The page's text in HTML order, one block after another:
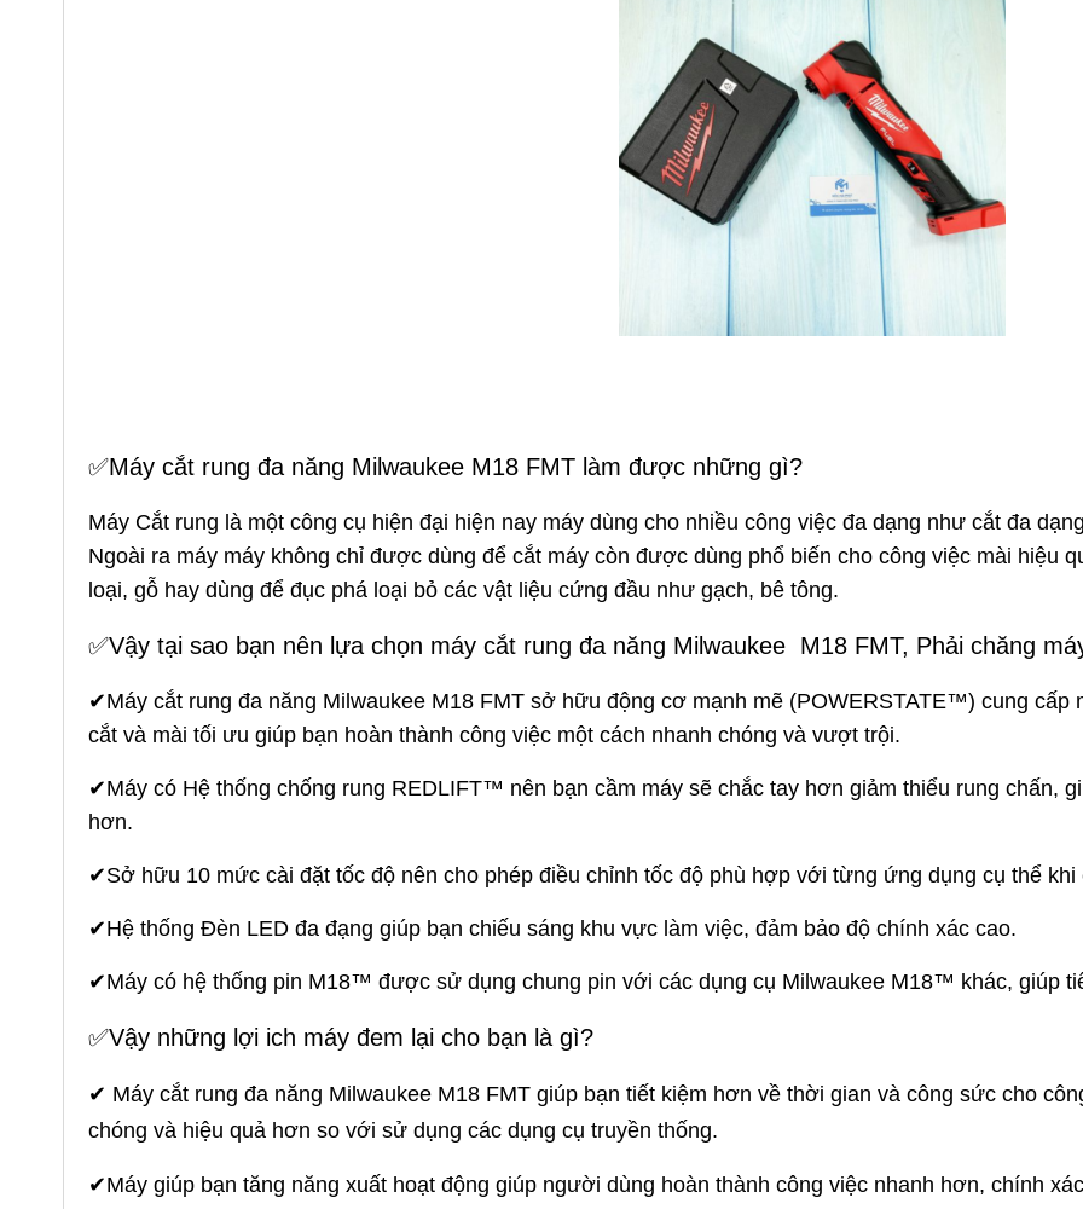
✅Máy cắt rung đa năng Milwaukee M18 FMT làm được những gì?
Máy Cắt rung là một công cụ hiện đại hiện nay máy dùng cho nhiều công việc đa dạng như cắt đa
Ngoài ra máy máy không chỉ được dùng để cắt máy còn được dùng phổ biến cho công việc mài hiệu
loại, gỗ hay dùng để đục phá loại bỏ các vật liệu cứng đầu như gạch, bê tông.
✅Vậy tại sao bạn nên lựa chọn máy cắt rung đa năng Milwaukee M18 FMT, Phải chăng
✔Máy cắt rung đa năng Milwaukee M18 FMT sở hữu động cơ mạnh mẽ (POWERSTATE™) cung cấp
cắt và mài tối ưu giúp bạn hoàn thành công việc một cách nhanh chóng và vượt trội.
✔Máy có Hệ thống chống rung REDLIFT™ nên bạn cầm máy sẽ chắc tay hơn giảm thiểu rung chấn,
hơn.
✔Sở hữu 10 mức cài đặt tốc độ nên cho phép điều chỉnh tốc độ phù hợp với từng ứng dụng cụ thể
✔Hệ thống Đèn LED đa đạng giúp bạn chiếu sáng khu vực làm việc, đảm bảo độ chính xác cao.
✔Máy có hệ thống pin M18™ được sử dụng chung pin với các dụng cụ Milwaukee M18™ khác, giúp
✅Vậy những lợi ich máy đem lại cho bạn là gì?
✔ Máy cắt rung đa năng Milwaukee M18 FMT giúp bạn tiết kiệm hơn về thời gian và công sức cho
chóng và hiệu quả hơn so với sử dụng các dụng cụ truyền thống.
✔Máy giúp bạn tăng năng xuất hoạt động giúp người dùng hoàn thành công việc nhanh hơn, chính